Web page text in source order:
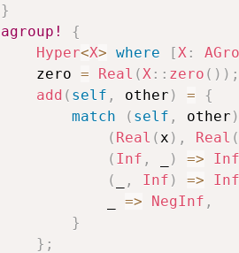
}
agroup!
{
Hyper<X> where [X :
    zero
= Real (X :: zero ( ) ) ;
add ( self , other ) =
{
match
( self , other )
( Real (x ) , Real (
( Inf , ) => Inf
(
, Inf ) => Inf
=> NegInf ,
}
} ;